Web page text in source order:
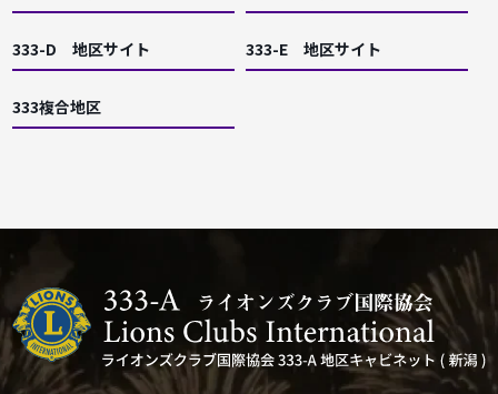
333-D 地区サイト 333-E 地区サイト
333複合地区